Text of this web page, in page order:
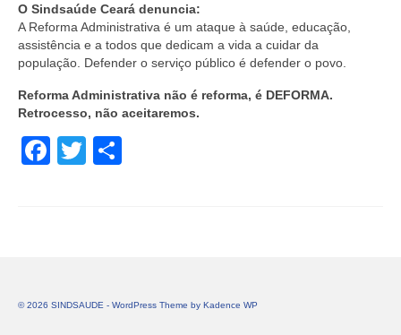
O Sindsaúde Ceará denuncia:
A Reforma Administrativa é um ataque à saúde, educação,
assistência e a todos que dedicam a vida a cuidar da
população. Defender o serviço público é defender o povo.
Reforma Administrativa não é reforma, é DEFORMA.
Retrocesso, não aceitaremos.
Facebook
Twitter
© 2026 SINDSAUDE - WordPress Theme by Kadence WP